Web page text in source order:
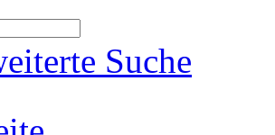
Suche